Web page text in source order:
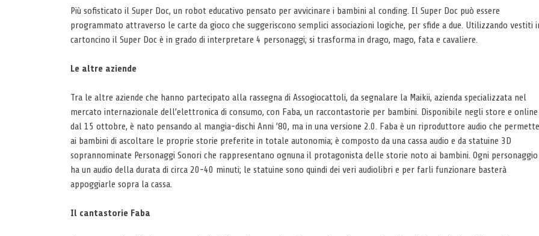
Più sofisticato il Super Doc, un robot educativo pensato per avvicinare i bambini al conding. Il Super Doc può essere
programmato attraverso le carte da gioco che suggeriscono semplici associazioni logiche, per sfide a due. Utilizzando vestiti
cartoncino il Super Doc è in grado di interpretare 4 personaggi; si trasforma in drago, mago, fata e cavaliere.
Le altre aziende
Tra le altre aziende che hanno partecipato alla rassegna di Assogiocattoli, da segnalare la Maikii, azienda specializzata nel
mercato internazionale dell’elettronica di consumo, con Faba, un raccontastorie per bambini. Disponibile negli store e online
dal 15 ottobre, è nato pensando al mangia-dischi Anni ’80, ma in una versione 2.0. Faba è un riproduttore audio che permette
ai bambini di ascoltare le proprie storie preferite in totale autonomia; è composto da una cassa audio e da statuine 3D
soprannominate Personaggi Sonori che rappresentano ognuna il protagonista delle storie noto ai bambini. Ogni personaggio
ha un audio della durata di circa 20-40 minuti; le statuine sono quindi dei veri audiolibri e per farli funzionare basterà
appoggiarle sopra la cassa.
Il cantastorie Faba